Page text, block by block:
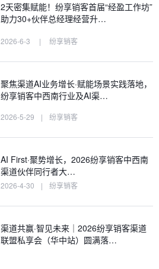
2天密集赋能！纷享销客首届“经盈工作坊”
助力30+伙伴总经理经营升…
2026-6-3 | 纷享销客
聚焦渠道AI业务增长·赋能场景实践落地，
纷享销客中西南行业及AI渠…
2026-5-29 | 纷享销客
AI First·聚势增长，2026纷享销客中西南
渠道伙伴同行者大…
2026-4-30 | 纷享销客
渠道共赢·智见未来｜2026纷享销客渠道
联盟私享会（华中站）圆满落…